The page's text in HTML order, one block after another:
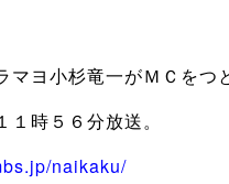
マヨ小杉竜一がＭＣをつ
時５６分放送。
naikaku/